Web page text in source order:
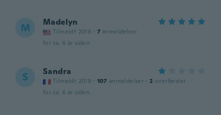
M Madelyn
Tilmeldt 2016 · 7 anmeldelser
for ca. 6 år siden
S Sandra
Tilmeldt 2019 · 107 anmeldelser · 2 overførsler
for ca. 6 år siden